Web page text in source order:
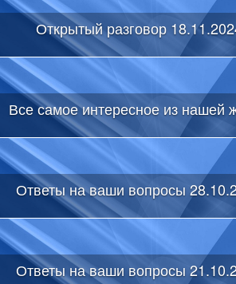
Открытый разговор
Все самое интересное из нашей
Ответы на ваши вопросы
Ответы на ваши вопросы